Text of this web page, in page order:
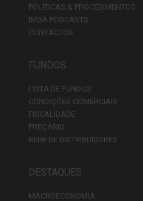
POLÍTICAS & PROCEDIMENTOS
IMGA PODCASTS
CONTACTOS
FUNDOS
LISTA DE FUNDOS
CONDIÇÕES COMERCIAIS
FISCALIDADE
PREÇÁRIO
REDE DE DISTRIBUIDORES
DESTAQUES
MACROECONOMIA